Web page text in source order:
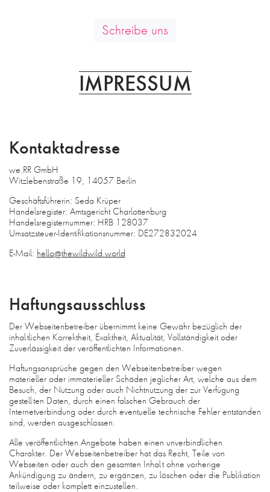
Schreibe uns
IMPRESSUM
Kontaktadresse
we.RR GmbH
Witzlebenstraße 19, 14057 Berlin
Geschäftsführerin: Seda Krüper
Handelsregister: Amtsgericht Charlottenburg
Handelsregisternummer: HRB 128037
Umsatzsteuer-Identifikationsnummer: DE272832024
E-Mail: hello@thewildwild.world
Haftungsausschluss
Der Webseitenbetreiber übernimmt keine Gewähr bezüglich der
inhaltlichen Korrektheit, Exaktheit, Aktualität, Vollständigkeit oder
Zuverlässigkeit der veröffentlichten Informationen.
Haftungsansprüche gegen den Webseitenbetreiber wegen
materieller oder immaterieller Schäden jeglicher Art, welche aus dem
Besuch, der Nutzung oder auch Nichtnutzung der zur Verfügung
gestellten Daten, durch einen falschen Gebrauch der
Internetverbindung oder durch eventuelle technische Fehler entstanden
sind, werden ausgeschlossen.
Alle veröffentlichten Angebote haben einen unverbindlichen
Charakter. Der Webseitenbetreiber hat das Recht, Teile von
Webseiten oder auch den gesamten Inhalt ohne vorherige
Ankündigung zu ändern, zu ergänzen, zu löschen oder die Publikation
teilweise oder komplett einzustellen.